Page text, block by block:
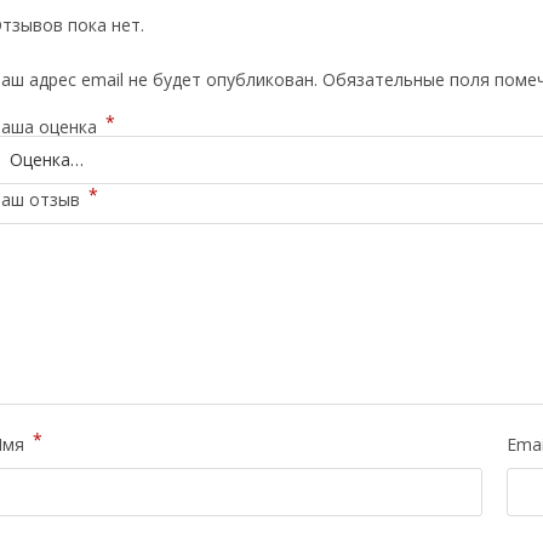
пока нет.
адрес email не будет опубликован. Обязательные поля
оценка *
отзыв *
*